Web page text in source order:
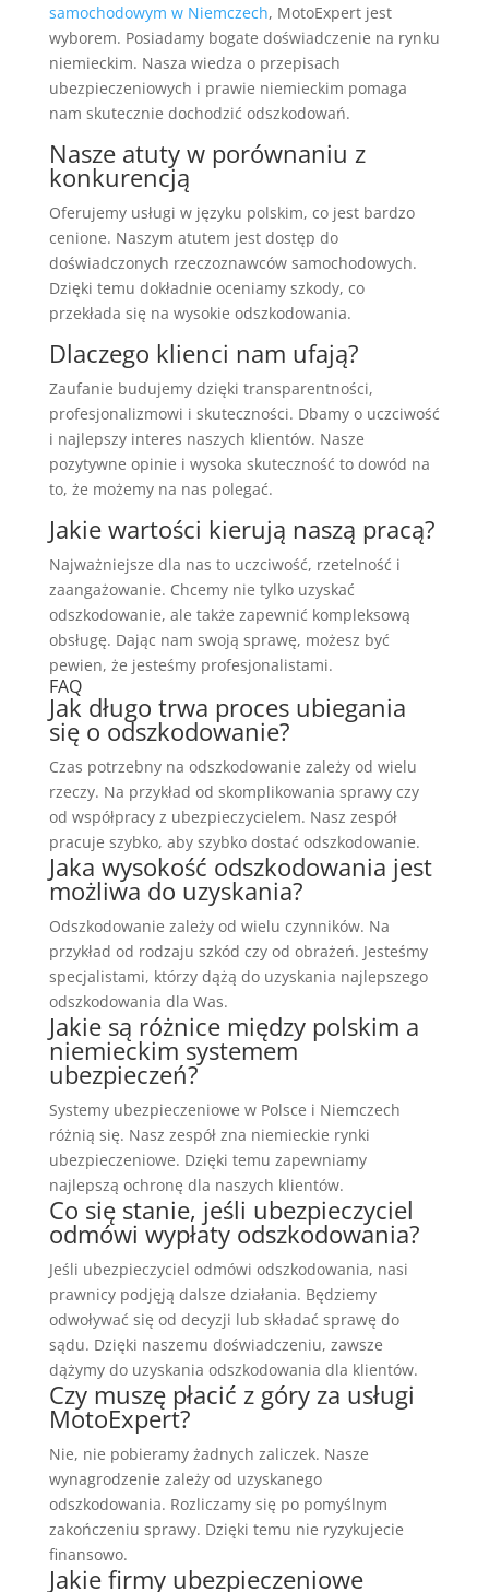
samochodowym w Niemczech, MotoExpert jest
wyborem. Posiadamy bogate doświadczenie na rynku
niemieckim. Nasza wiedza o przepisach
ubezpieczeniowych i prawie niemieckim pomaga
nam skutecznie dochodzić odszkodowań.
Nasze atuty w porównaniu z
konkurencją
Oferujemy usługi w języku polskim, co jest bardzo
cenione. Naszym atutem jest dostęp do
doświadczonych rzeczoznawców samochodowych.
Dzięki temu dokładnie oceniamy szkody, co
przekłada się na wysokie odszkodowania.
Dlaczego klienci nam ufają?
Zaufanie budujemy dzięki transparentności,
profesjonalizmowi i skuteczności. Dbamy o uczciwość
i najlepszy interes naszych klientów. Nasze
pozytywne opinie i wysoka skuteczność to dowód na
to, że możemy na nas polegać.
Jakie wartości kierują naszą pracą?
Najważniejsze dla nas to uczciwość, rzetelność i
zaangażowanie. Chcemy nie tylko uzyskać
odszkodowanie, ale także zapewnić kompleksową
obsługę. Dając nam swoją sprawę, możesz być
pewien, że jesteśmy profesjonalistami.
FAQ
Jak długo trwa proces ubiegania
się o odszkodowanie?
Czas potrzebny na odszkodowanie zależy od wielu
rzeczy. Na przykład od skomplikowania sprawy czy
od współpracy z ubezpieczycielem. Nasz zespół
pracuje szybko, aby szybko dostać odszkodowanie.
Jaka wysokość odszkodowania jest
możliwa do uzyskania?
Odszkodowanie zależy od wielu czynników. Na
przykład od rodzaju szkód czy od obrażeń. Jesteśmy
specjalistami, którzy dążą do uzyskania najlepszego
odszkodowania dla Was.
Jakie są różnice między polskim a
niemieckim systemem
ubezpieczeń?
Systemy ubezpieczeniowe w Polsce i Niemczech
różnią się. Nasz zespół zna niemieckie rynki
ubezpieczeniowe. Dzięki temu zapewniamy
najlepszą ochronę dla naszych klientów.
Co się stanie, jeśli ubezpieczyciel
odmówi wypłaty odszkodowania?
Jeśli ubezpieczyciel odmówi odszkodowania, nasi
prawnicy podjęją dalsze działania. Będziemy
odwoływać się od decyzji lub składać sprawę do
sądu. Dzięki naszemu doświadczeniu, zawsze
dążymy do uzyskania odszkodowania dla klientów.
Czy muszę płacić z góry za usługi
MotoExpert?
Nie, nie pobieramy żadnych zaliczek. Nasze
wynagrodzenie zależy od uzyskanego
odszkodowania. Rozliczamy się po pomyślnym
zakończeniu sprawy. Dzięki temu nie ryzykujecie
finansowo.
Jakie firmy ubezpieczeniowe